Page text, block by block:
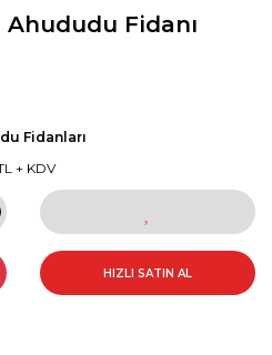
Fidanı
Fidanları
+ KDV
HIZLI SATIN AL